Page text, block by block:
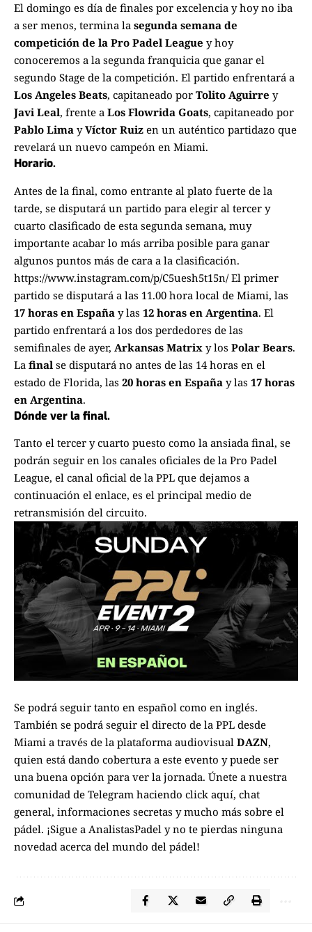
El domingo es día de finales por excelencia y hoy no iba
a ser menos, termina la segunda semana de
competición de la Pro Padel League y hoy
conoceremos a la segunda franquicia que ganar el
segundo Stage de la competición. El partido enfrentará a
Los Angeles Beats, capitaneado por Tolito Aguirre y
Javi Leal, frente a Los Flowrida Goats, capitaneado por
Pablo Lima yVíctor Ruiz en un auténtico partidazo que
revelará un nuevo campeón en Miami.
Horario.
Antes de la final, como entrante al plato fuerte de la
tarde, se disputará un partido para elegir al tercer y
cuarto clasificado de esta segunda semana, muy
importante acabar lo más arriba posible para ganar
algunos puntos más de cara a la clasificación.
https://www.instagram.com/p/C5uesh5t15n/El primer
partido se disputará a las 11.00 hora local de Miami, las
17 horas en España y las 12 horas en Argentina. El
partido enfrentará a los dos perdedores de las
semifinales de ayer, Arkansas Matrix y los Polar Bears.
La final se disputará no antes de las 14 horas en el
estado de Florida, las 20 horas en España y las 17 horas
en Argentina.
Dónde ver la final.
Tanto el tercer y cuarto puesto como la ansiada final, se
podrán seguir en los canales oficiales de la Pro Padel
League, el canal oficial de la PPL que dejamos a
continuación el enlace, es el principal medio de
retransmisión del circuito.
Se podrá seguir tanto en español como en inglés.
También se podrá seguir el directo de la PPL desde
Miami a través de la plataforma audiovisual DAZN,
quien está dando cobertura a este evento y puede ser
una buena opción para ver la jornada. Únete a nuestra
comunidad de Telegram haciendo click aquí, chat
general, informaciones secretas y mucho más sobre el
pádel. ¡Sigue a AnalistasPadel y no te pierdas ninguna
novedad acerca del mundo del pádel!